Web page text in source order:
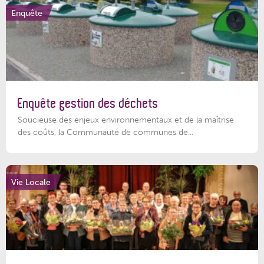
Enquête
Enquête gestion des déchets
Soucieuse des enjeux environnementaux et de la maîtrise
des coûts, la Communauté de communes de...
Vie Locale